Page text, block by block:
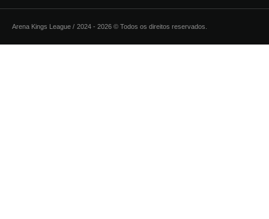
Arena Kings League / 2024 - 2026 © Todos os direitos reservados.